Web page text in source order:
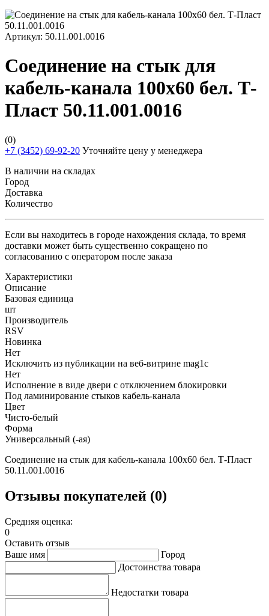
Артикул: 50.11.001.0016
Соединение на стык для
кабель-канала 100х60 бел. Т-
Пласт 50.11.001.0016
(0)
+7 (3452) 69-92-20 Уточняйте цену у менеджера
В наличии на складах
Город
Доставка
Количество
Если вы находитесь в городе нахождения склада, то время
доставки может быть существенно сокращено по
согласованию с оператором после заказа
Характеристики
Описание
Базовая единица
шт
Производитель
RSV
Новинка
Нет
Исключить из публикации на веб-витрине mag1c
Нет
Исполнение в виде двери с отключением блокировки
Под ламинирование стыков кабель-канала
Цвет
Чисто-белый
Форма
Универсальный (-ая)
Соединение на стык для кабель-канала 100х60 бел. Т-Пласт
50.11.001.0016
Отзывы покупателей (0)
Средняя оценка:
0
Оставить отзыв
Ваше имя
Город
Достоинства товара
Недостатки товара